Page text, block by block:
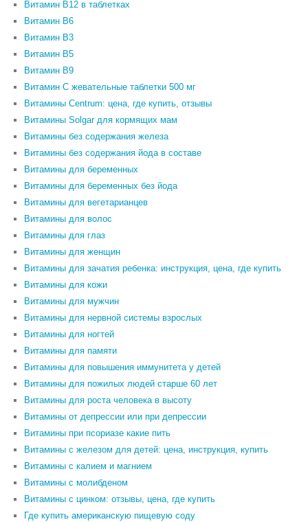
Витамин B12 в таблетках
Витамин B6
Витамин В3
Витамин В5
Витамин В9
Витамин С жевательные таблетки 500 мг
Витамины Centrum: цена, где купить, отзывы
Витамины Solgar для кормящих мам
Витамины без содержания железа
Витамины без содержания йода в составе
Витамины для беременных
Витамины для беременных без йода
Витамины для вегетарианцев
Витамины для волос
Витамины для глаз
Витамины для женщин
Витамины для зачатия ребенка: инструкция, цена, где купить
Витамины для кожи
Витамины для мужчин
Витамины для нервной системы взрослых
Витамины для ногтей
Витамины для памяти
Витамины для повышения иммунитета у детей
Витамины для пожилых людей старше 60 лет
Витамины для роста человека в высоту
Витамины от депрессии или при депрессии
Витамины при псориазе какие пить
Витамины с железом для детей: цена, инструкция, купить
Витамины с калием и магнием
Витамины с молибденом
Витамины с цинком: отзывы, цена, где купить
Где купить американскую пищевую соду